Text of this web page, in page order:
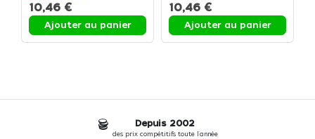
10,46 €
Ajouter au panier
10,46 €
Ajouter au panier
Depuis 2002
des prix compétitifs toute l'année